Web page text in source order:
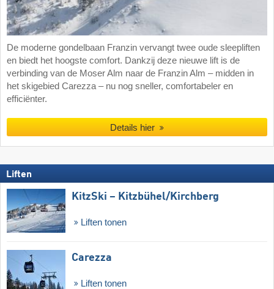
De moderne gondelbaan Franzin vervangt twee oude sleepliften
en biedt het hoogste comfort. Dankzij deze nieuwe lift is de
verbinding van de Moser Alm naar de Franzin Alm – midden in
het skigebied Carezza – nu nog sneller, comfortabeler en
efficiënter.
Details hier
Liften
KitzSki – Kitzbühel/​Kirchberg
Liften tonen
Carezza
Liften tonen